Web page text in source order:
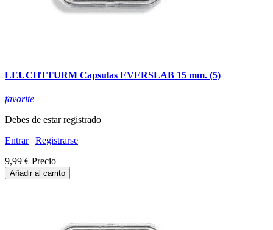
LEUCHTTURM Capsulas EVERSLAB 15 mm. (5)
favorite
Debes de estar registrado
Entrar| Registrarse
9,99 € Precio
Añadir al carrito